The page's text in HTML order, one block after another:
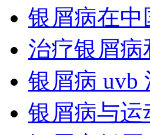
银屑病在
治疗银屑
银屑病 uvb
银屑病与运